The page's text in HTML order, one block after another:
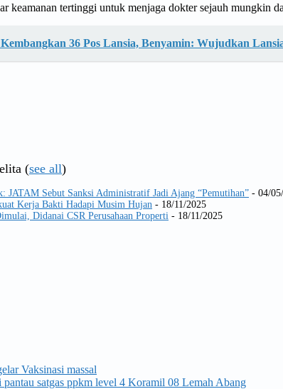
keamanan tertinggi untuk menjaga dokter sejauh mungkin
36 Pos Lansia, Benyamin: Wujudkan
(see all)
JATAM Sebut Sanksi Administratif Jadi Ajang “Pemutihan” - 04/
Kerja Bakti Hadapi Musim Hujan - 18/11/2025
Didanai CSR Perusahaan Properti - 18/11/2025
Vaksinasi massal
satgas ppkm level 4 Koramil 08 Lemah Abang